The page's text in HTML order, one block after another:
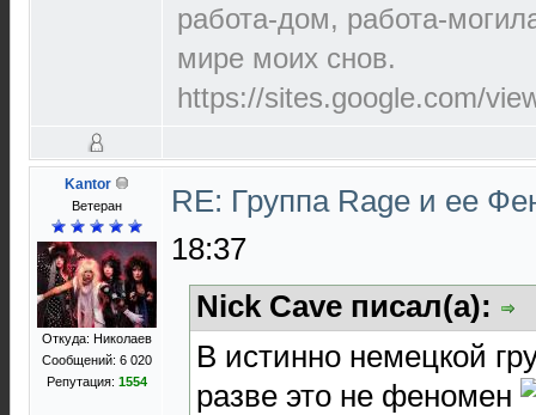
работа-дом, работа-
мире моих снов.
https://sites.google.com/
Kantor
Ветеран
Откуда: Николаев
Сообщений: 6 020
Репутация: 1554
RE: Группа Rage и ее
18:37
Nick Cave писал(а):
В истинно немецкой
разве это не феномен